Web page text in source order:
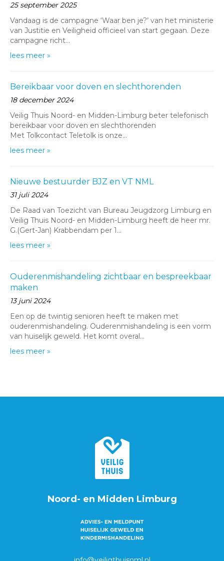
25 september 2025
Vandaag is de campagne ‘Waar ben je?’ van het ministerie
van Justitie en Veiligheid officieel van start gegaan. Deze
campagne richt…
lees meer »
Bereikbaar voor doven en slechthorenden
18 december 2024
Veilig Thuis Noord- en Midden-Limburg beter telefonisch
bereikbaar voor doven en slechthorenden
Met Tolkcontact Teletolk is onze…
lees meer »
Nieuwe bestuurder BJZ en VT NML
31 juli 2024
De Raad van Toezicht van Bureau Jeugdzorg Limburg en
Veilig Thuis Noord- en Midden-Limburg heeft de heer mr.
G.(Gert-Jan) Krabbendam per 1…
lees meer »
Ouderenmishandeling zichtbaar en bespreekbaar
maken
13 juni 2024
Een op de twintig senioren heeft te maken met
ouderenmishandeling. Ouderenmishandeling is een vorm
van huiselijk geweld. Het komt overal…
lees meer »
Noord- en Midden Limburg